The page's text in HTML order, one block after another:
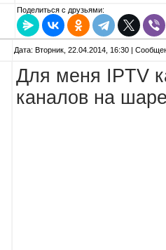
Поделиться с друзьями:
Дата: Вторник, 22.04.2014, 16:30 |
Для меня IPTV
каналов на